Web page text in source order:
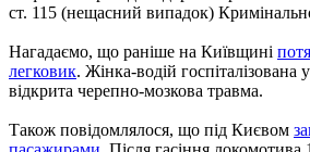
ст. 115 (нещасний випадок)
Нагадаємо, що раніше на Київщині
легковик. Жінка-водій госпіталізована
відкрита черепно-мозкова травма.
Також повідомлялося, що під Києвом